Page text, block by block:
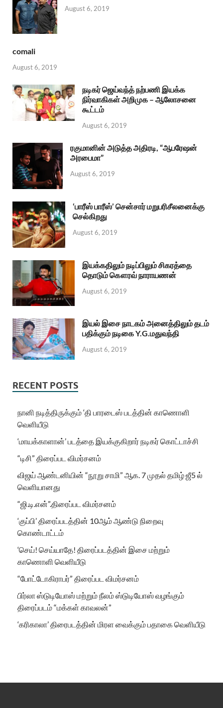
August 6, 2019
comali
August 6, 2019
நடிகர் ஜெய்வந்த் நற்பணி இயக்க
நிர்வாகிகள் அறிமுக – ஆலோசனை
கூட்டம்
August 6, 2019
ரகுமானின் அடுத்த அதிரடி, “ஆபரேஷன்
அரபைமா”
August 6, 2019
‘பாரீஸ் பாரீஸ்’ சென்சார் மறுபரிசீலனைக்கு
செல்கிறது
August 6, 2019
இயக்கதிலும் நடிப்பிலும் சிகரத்தை
தொடும் கௌரவ் நாராயணன்
August 6, 2019
இயல் இசை நாடகம் அனைத்திலும் தடம்
பதிக்கும் நடிகை Y.G.மதுவந்தி
August 6, 2019
RECENT POSTS
நானி நடித்திருக்கும் ‘தி பாரடைஸ் படத்தின் காணொளி
வெளியீடு
‘மாயக்காளான்’ படத்தை இயக்குகிறார் நடிகர் கொட்டாச்சி
“டிசி” திரைப்பட விமர்சனம்
விஜய் ஆண்டனியின் “நூறு சாமி” ஆக. 7 முதல் தமிழ் ஜீ5 ல்
வெளியானது
“ஜி.டி.என்”.திரைப்பட விமர்சனம்
‘குப்பி’ திரைப்படத்தின் 10ஆம் ஆண்டு நிறைவு
கொண்டாட்டம்
‘செய்! செய்யாதே! திரைப்படத்தின் இசை மற்றும்
காணொளி வெளியீடு
“போட்டோகிராபர்” திரைப்பட விமர்சனம்
பிர்லா ஸ்டுடியோஸ் மற்றும் நீலம் ஸ்டுடியோஸ் வழங்கும்
திரைப்படம் “மக்கள் காவலன்”
‘கரிகாலா’ திரைபடத்தின் மிரள வைக்கும் பதாகை வெளியீடு